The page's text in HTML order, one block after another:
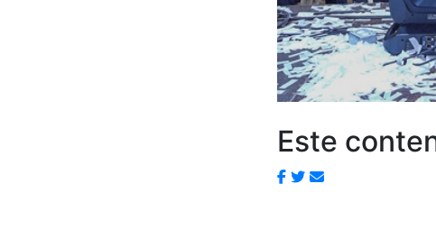
Este